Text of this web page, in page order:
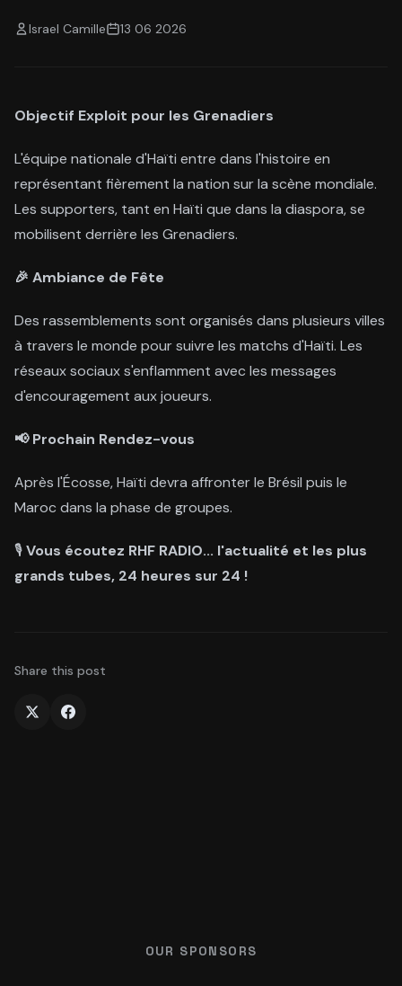
Israel Camille 13 06 2026
Objectif Exploit pour les Grenadiers
L'équipe nationale d'Haïti entre dans l'histoire en
représentant fièrement la nation sur la scène mondiale.
Les supporters, tant en Haïti que dans la diaspora, se
mobilisent derrière les Grenadiers.
🎉 Ambiance de Fête
Des rassemblements sont organisés dans plusieurs villes
à travers le monde pour suivre les matchs d'Haïti. Les
réseaux sociaux s'enflamment avec les messages
d'encouragement aux joueurs.
📢 Prochain Rendez-vous
Après l'Écosse, Haïti devra affronter le Brésil puis le
Maroc dans la phase de groupes.
🎙️Vous écoutez RHF RADIO... l'actualité et les plus
grands tubes, 24 heures sur 24 !
Share this post
OUR SPONSORS